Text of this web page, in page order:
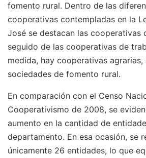
fomento rural. Dentro de las
cooperativas contempladas en la
José se destacan las cooperativas
seguido de las cooperativas de
medida, hay cooperativas agrarias,
sociedades de fomento rural.
En comparación con el Censo
Cooperativismo de 2008, se
aumento en la cantidad de
departamento. En esa ocasión, se
únicamente 26 entidades, lo que